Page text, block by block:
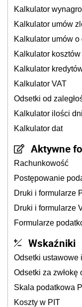
Kalkulator
Kalkulator umów
Kalkulator umów o
Kalkulator
Kalkulator
Kalkulator VAT
Odsetki od
Kalkulator ilości dni
Kalkulator dat
Aktywne
Rachunkowość
Postępowanie
Druki i formularze
Druki i formularze
Formularze
Wskaźniki
Odsetki ustawowe
Odsetki za zwłokę
Skala podatkowa
Koszty w PIT